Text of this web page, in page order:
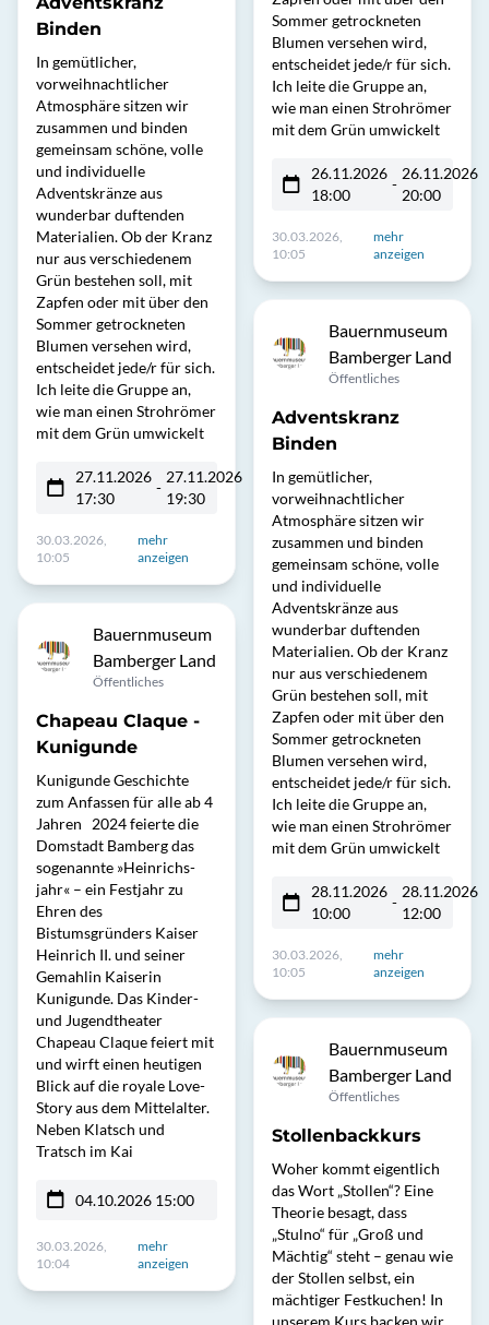
Binden
In gemütlicher,
vorweihnachtlicher
Atmosphäre sitzen wir
zusammen und binden
gemeinsam schöne, volle
und individuelle
Adventskränze aus
wunderbar duftenden
Materialien. Ob der Kranz
nur aus verschiedenem
Grün bestehen soll, mit
Zapfen oder mit über den
Sommer getrockneten
Blumen versehen wird,
entscheidet jede/r für sich.
Ich leite die Gruppe an,
wie man einen Strohrömer
mit dem Grün umwickelt
27.11.2026
17:30
-
27.11.2026
19:30
30.03.2026,
10:05
mehr
anzeigen
Bauernmuseum
Bamberger Land
Öffentliches
Chapeau Claque -
Kunigunde
Kunigunde Geschichte
zum Anfassen für alle ab 4
Jahren 2024 feierte die
Domstadt Bamberg das
sogenannte »Heinrichs-
jahr« – ein Festjahr zu
Ehren des
Bistumsgründers Kaiser
Heinrich II. und seiner
Gemahlin Kaiserin
Kunigunde. Das Kinder-
und Jugendtheater
Chapeau Claque feiert mit
und wirft einen heutigen
Blick auf die royale Love-
Story aus dem Mittelalter.
Neben Klatsch und
Tratsch im Kai
04.10.2026 15:00
30.03.2026,
10:04
mehr
anzeigen
Sommer getrockneten
Blumen versehen wird,
entscheidet jede/r für sich.
Ich leite die Gruppe an,
wie man einen Strohrömer
mit dem Grün umwickelt
26.11.2026
18:00
-
26.11.2026
20:00
30.03.2026,
10:05
mehr
anzeigen
Bauernmuseum
Bamberger Land
Öffentliches
Adventskranz
Binden
In gemütlicher,
vorweihnachtlicher
Atmosphäre sitzen wir
zusammen und binden
gemeinsam schöne, volle
und individuelle
Adventskränze aus
wunderbar duftenden
Materialien. Ob der Kranz
nur aus verschiedenem
Grün bestehen soll, mit
Zapfen oder mit über den
Sommer getrockneten
Blumen versehen wird,
entscheidet jede/r für sich.
Ich leite die Gruppe an,
wie man einen Strohrömer
mit dem Grün umwickelt
28.11.2026
10:00
-
28.11.2026
12:00
30.03.2026,
10:05
mehr
anzeigen
Bauernmuseum
Bamberger Land
Öffentliches
Stollenbackkurs
Woher kommt eigentlich
das Wort „Stollen“? Eine
Theorie besagt, dass
„Stulno“ für „Groß und
Mächtig“ steht – genau wie
der Stollen selbst, ein
mächtiger Festkuchen! In
unserem Kurs backen wir